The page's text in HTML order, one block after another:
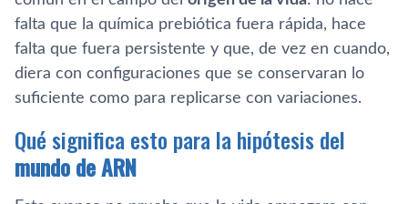
falta que la química prebiótica fuera rápida, hace
falta que fuera persistente y que, de vez en cuando,
diera con configuraciones que se conservaran lo
suficiente como para replicarse con variaciones.
Qué significa esto para la hipótesis del
mundo de ARN